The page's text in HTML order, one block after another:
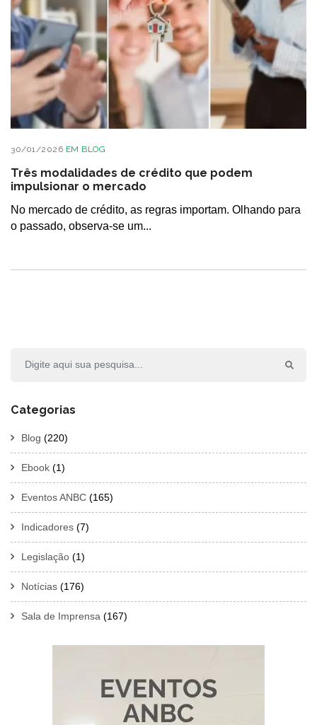
30/01/2026 EM BLOG
Três modalidades de crédito que podem
impulsionar o mercado
No mercado de crédito, as regras importam. Olhando para
o passado, observa-se um...
Categorias
Blog (220)
Ebook (1)
Eventos ANBC (165)
Indicadores (7)
Legislação (1)
Notícias (176)
Sala de Imprensa (167)